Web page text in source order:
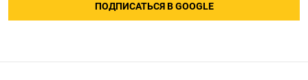
ПОДПИСАТЬСЯ В GOOGLE